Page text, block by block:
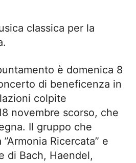
classica per la
è domenica 8
di beneficenza in
colpite
novembre scorso, che
Il gruppo che
Ricercata” e
di Bach, Haendel,